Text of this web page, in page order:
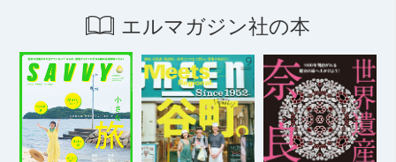
エルマガジン社の本